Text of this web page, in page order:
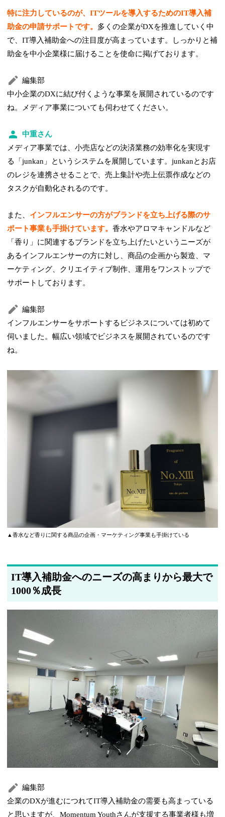
特に注力しているのが、ITツールを導入するためのIT導入補
助金の申請サポートです。 多くの企業がDXを推進していく中
で、IT導入補助金への注目度が高まっています。しっかりと補
助金を中小企業様に届けることを使命に掲げております。
編集部
中小企業のDXに結び付くような事業を展開されているのです
ね。メディア事業についても伺わせてください。
中重さん
メディア事業では、小売店などの決済業務の効率化を実現す
る「junkan」というシステムを展開しています。junkanとお店
のレジを連携させることで、売上集計や売上伝票作成などの
タスクが自動化されるのです。
また、 インフルエンサーの方がブランドを立ち上げる際のサ
ポート事業も手掛けています。香水やアロマキャンドルなど
「香り」に関連するブランドを立ち上げたいというニーズが
あるインフルエンサーの方に対し、商品の企画から製造、マ
ーケティング、クリエイティブ制作、運用をワンストップで
サポートしております。
編集部
インフルエンサーをサポートするビジネスについては初めて
伺いました。幅広い領域でビジネスを展開されているのです
ね。
▲香水など香りに関する商品の企画・マーケティング事業も手掛けている
IT導入補助金へのニーズの高まりから最大で
1000％成長
編集部
企業のDXが進むにつれてIT導入補助金の需要も高まっている
と思いますが、Momentum Youthさんが支援する事業者様も増